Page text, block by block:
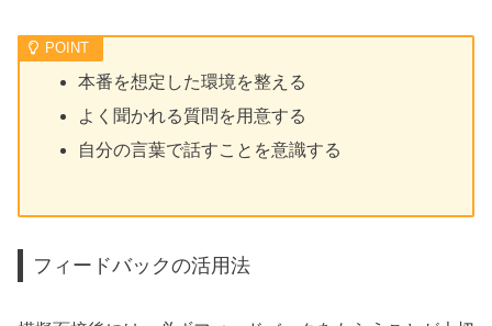
本番を想定した環境を整える
よく聞かれる質問を用意する
自分の言葉で話すことを意識する
フィードバックの活用法